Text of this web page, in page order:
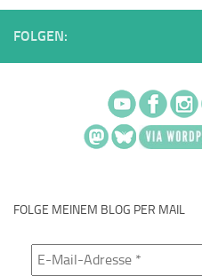
FOLGEN:
FOLGE MEINEM BLOG PER MAIL